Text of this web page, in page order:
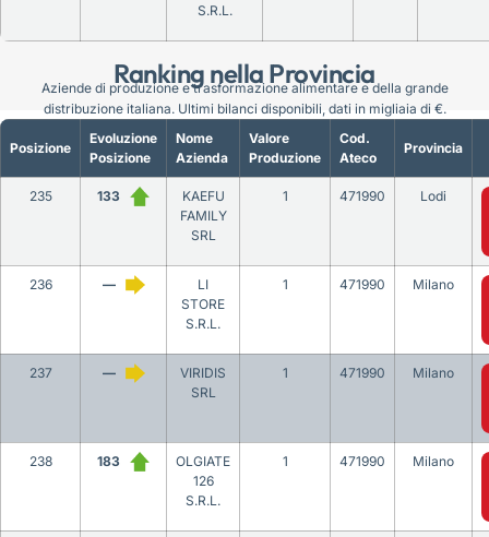
Ranking nella Provincia
S.R.L.
Posizione
Evoluzione
Posizione
Nome
Azienda
Valore
Produzione
Cod.
Ateco
Provincia
235 133
KAEFU
FAMILY
SRL
1 471990 Lodi
236 —
LI
STORE
S.R.L.
1 471990 Milano
237 —
VIRIDIS
SRL
1 471990 Milano
238 183
OLGIATE
126
S.R.L.
1 471990 Milano
Aziende di produzione e trasformazione alimentare e della grande
distribuzione italiana. Ultimi bilanci disponibili, dati in migliaia di €.